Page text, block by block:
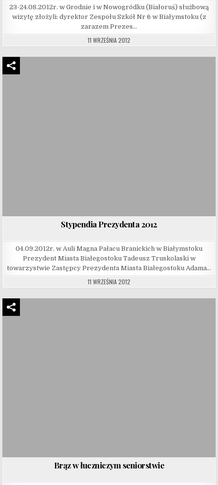
23-24.08.2012r. w Grodnie i w Nowogródku (Białoruś) służbową
wizytę złożyli: dyrektor Zespołu Szkół Nr 6 w Białymstoku (z
zarazem Prezes…
11 WRZEŚNIA 2012
Stypendia Prezydenta 2012
04.09.2012r. w Auli Magna Pałacu Branickich w Białymstoku
Prezydent Miasta Białegostoku Tadeusz Truskolaski w
towarzystwie Zastępcy Prezydenta Miasta Białegostoku Adama…
11 WRZEŚNIA 2012
Brąz w łuczniczym seniorstwie